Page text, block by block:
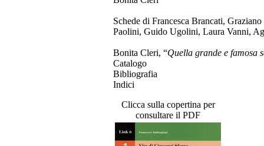
Schede di Francesca Brancati,
Paolini, Guido Ugolini, Laura Vanni,
Bonita Cleri, “Quella grande e famosa
Catalogo
Bibliografia
Indici
Clicca sulla copertina per
consultare il PDF